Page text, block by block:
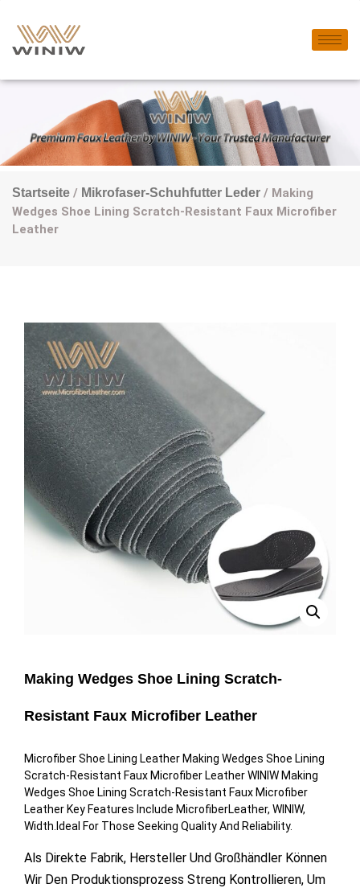
Startseite / Mikrofaser-Schuhfutter Leder / Making
Wedges Shoe Lining Scratch-Resistant Faux Microfiber
Leather
Making Wedges Shoe Lining Scratch-
Resistant Faux Microfiber Leather
Microfiber Shoe Lining Leather Making Wedges Shoe Lining
Scratch-Resistant Faux Microfiber Leather WINIW Making
Wedges Shoe Lining Scratch-Resistant Faux Microfiber
Leather Key Features Include MicrofiberLeather, WINIW,
Width.Ideal For Those Seeking Quality And Reliability.
Als Direkte Fabrik, Hersteller Und Großhändler Können
Wir Den Produktionsprozess Streng Kontrollieren, Um